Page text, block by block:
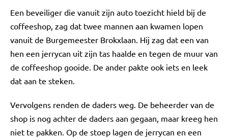
Een beveiliger die vanuit zijn auto toezicht hield bij de
coffeeshop, zag dat twee mannen aan kwamen lopen
vanuit de Burgemeester Brokxlaan. Hij zag dat een van
hen een jerrycan uit zijn tas haalde en tegen de muur van
de coffeeshop gooide. De ander pakte ook iets en leek
dat aan te steken.
Vervolgens renden de daders weg. De beheerder van de
shop is nog achter de daders aan gegaan, maar kreeg hen
niet te pakken. Op de stoep lagen de jerrycan en een